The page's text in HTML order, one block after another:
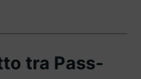
tra Pass-